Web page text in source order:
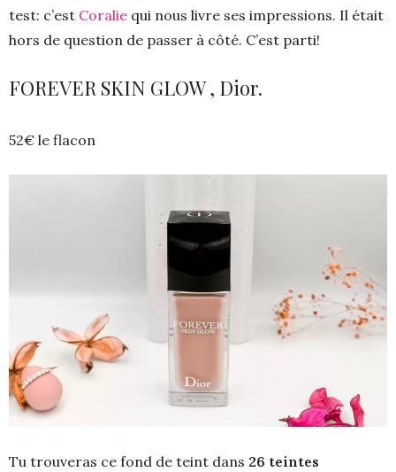
test: c’est Coralie qui nous livre ses impressions. Il était
hors de question de passer à côté. C’est parti!
FOREVER SKIN GLOW , Dior.
52€ le flacon
Tu trouveras ce fond de teint dans 26 teintes